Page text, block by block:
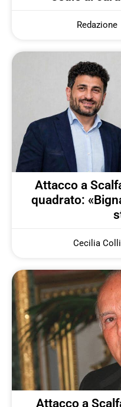
Redazione
Attacco a
quadrato:
Cecilia Colli
Attacco a